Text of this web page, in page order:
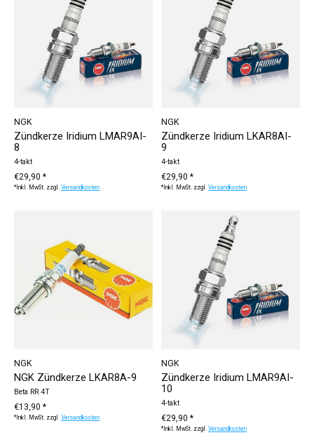
NGK
Zündkerze Iridium LMAR9AI-
8
4-takt
€29,90 *
*Inkl. MwSt. zzgl.Versandkosten
NGK
Zündkerze Iridium LKAR8AI-
9
4-takt
€29,90 *
*Inkl. MwSt. zzgl.Versandkosten
NGK
NGK Zündkerze LKAR8A-9
Beta RR 4T
€13,90 *
*Inkl. MwSt. zzgl.Versandkosten
NGK
Zündkerze Iridium LMAR9AI-
10
4-takt
€29,90 *
*Inkl. MwSt. zzgl.Versandkosten